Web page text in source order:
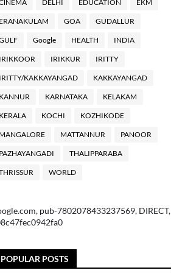
DELHI EDUCATION EKM
GOA GUDALLUR
Google HEALTH INDIA
IRIKKUR IRITTY
KAKKAYANGAD KAKKAYANGAD
KARNATAKA KELAKAM
KOCHI KOZHIKODE
MATTANNUR PANOOR
THALIPPARABA
WORLD
pub-7802078433237569, DIRECT,
POPULAR POSTS